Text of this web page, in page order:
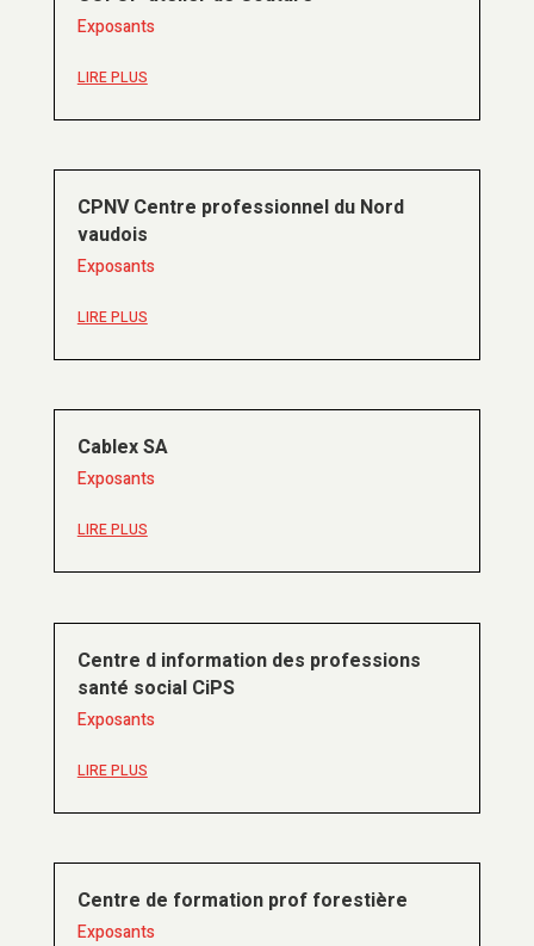
Exposants
LIRE PLUS
CPNV Centre professionnel du Nord
vaudois
Exposants
LIRE PLUS
Cablex SA
Exposants
LIRE PLUS
Centre d information des professions
santé social CiPS
Exposants
LIRE PLUS
Centre de formation prof forestière
Exposants